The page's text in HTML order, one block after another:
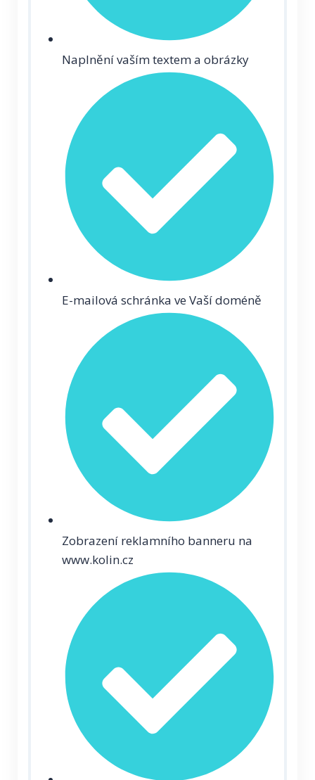
Naplnění vaším textem a obrázky
E-mailová schránka ve Vaší doméně
Zobrazení reklamního banneru na
www.kolin.cz